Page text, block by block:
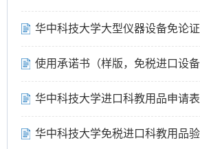
华中科技大学进口科教用品申请表